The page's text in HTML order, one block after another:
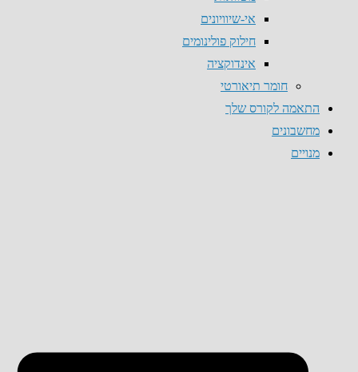
אי-שיוויונים
חילוק פולינומים
אינדוקציה
חומר תיאורטי
התאמה לקורס שלך
מחשבונים
מנויים